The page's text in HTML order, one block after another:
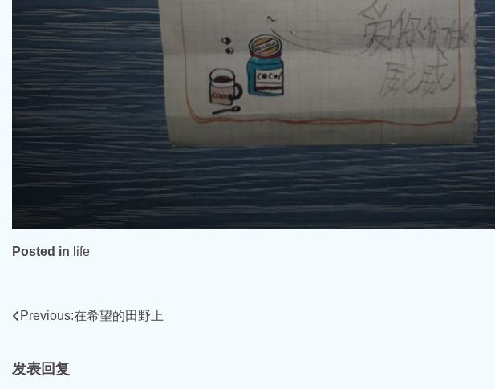
Posted in life
文
导
Previous:在希望的田野上
发表回复